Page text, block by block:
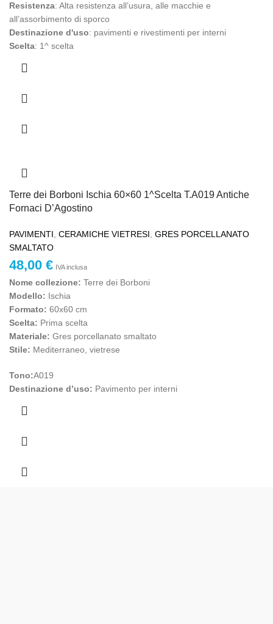
Resistenza: Alta resistenza all’usura, alle macchie e
all’assorbimento di sporco
Destinazione d'uso: pavimenti e rivestimenti per interni
Scelta: 1^ scelta
Terre dei Borboni Ischia 60×60 1^Scelta T.A019 Antiche
Fornaci D’Agostino
PAVIMENTI CERAMICHE VIETRESI GRES PORCELLANATO
SMALTATO
48,00 € IVA inclusa
Nome collezione: Terre dei Borboni
Modello: Ischia
Formato: 60x60 cm
Scelta: Prima scelta
Materiale: Gres porcellanato smaltato
Stile: Mediterraneo, vietrese
Tono:A019
Destinazione d’uso: Pavimento per interni